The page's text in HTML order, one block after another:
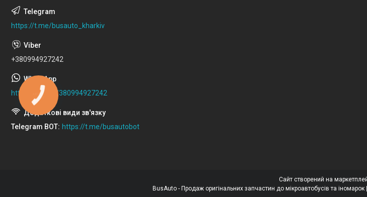
https://t.me/busauto_kharkiv
+380994927242
https://wa.me/380994927242
Telegram BOT https://t.me/busautobot
Сайт створений на
BusAuto - Продаж оригінальних запчастин до мікроавтобусів та іномарок |
КНОПКА
ЗВ'ЯЗКУ